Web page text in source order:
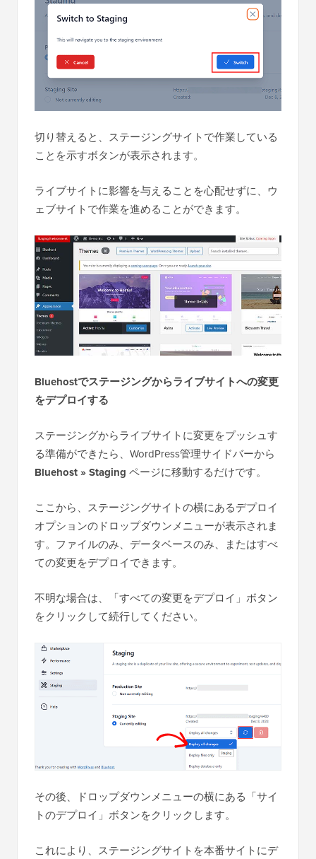
切り替えると、ステージングサイトで作業している
ことを示すボタンが表示されます。
ライブサイトに影響を与えることを心配せずに、ウ
ェブサイトで作業を進めることができます。
Bluehostでステージングからライブサイトへの変更
をデプロイする
ステージングからライブサイトに変更をプッシュす
る準備ができたら、WordPress管理サイドバーから
Bluehost » Staging ページに移動するだけです。
ここから、ステージングサイトの横にあるデプロイ
オプションのドロップダウンメニューが表示されま
す。ファイルのみ、データベースのみ、またはすべ
ての変更をデプロイできます。
不明な場合は、「すべての変更をデプロイ」ボタン
をクリックして続行してください。
その後、ドロップダウンメニューの横にある「サイ
トのデプロイ」ボタンをクリックします。
これにより、ステージングサイトを本番サイトにデ